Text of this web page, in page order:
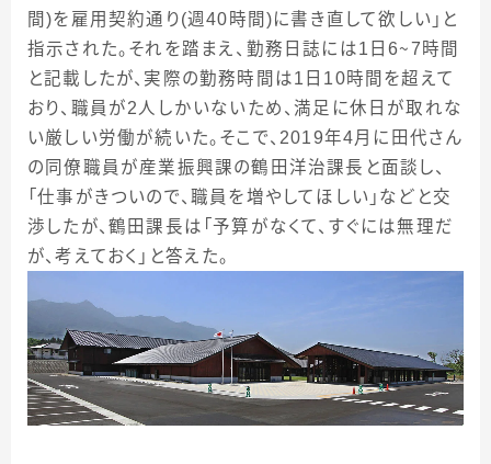
間)を雇用契約通り(週40 時間)に書き直して欲しい」と
指示された。それを踏まえ、勤務日誌には1 日6～7 時間
と記載したが、実際の勤務時間は1 日 10時間を超えて
おり、職員が2 人しかいないため、満足に休日が取れな
い厳しい労働が続いた。そこで、 2019年4月に田代さん
の同僚職員が産業振興課の鶴田洋治課長と面談し、
「仕事がきついので、職員を増やしてほしい」などと交
渉したが、鶴田課長は「予算がなくて、すぐには無理だ
が、考えておく」と答えた。